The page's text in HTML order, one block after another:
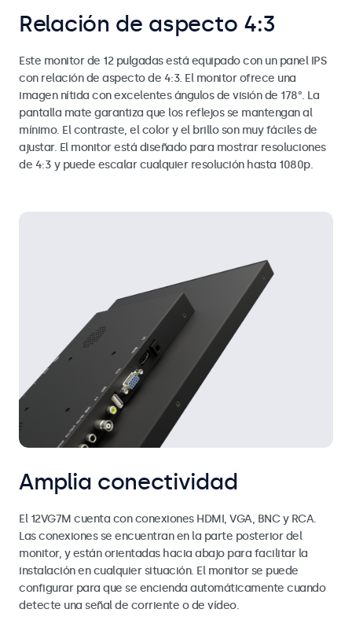
Relación de aspecto 4:3
Este monitor de 12 pulgadas está equipado con un panel IPS
con relación de aspecto de 4:3. El monitor ofrece una
imagen nítida con excelentes ángulos de visión de 178°. La
pantalla mate garantiza que los reflejos se mantengan al
mínimo. El contraste, el color y el brillo son muy fáciles de
ajustar. El monitor está diseñado para mostrar resoluciones
de 4:3 y puede escalar cualquier resolución hasta 1080p.
Amplia conectividad
El 12VG7M cuenta con conexiones HDMI, VGA, BNC y RCA.
Las conexiones se encuentran en la parte posterior del
monitor, y están orientadas hacia abajo para facilitar la
instalación en cualquier situación. El monitor se puede
configurar para que se encienda automáticamente cuando
detecte una señal de corriente o de vídeo.